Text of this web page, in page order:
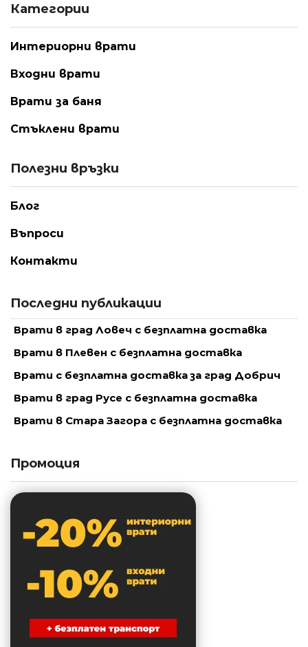
Категории
Интериорни врати
Входни врати
Врати за баня
Стъклени врати
Полезни връзки
Блог
Въпроси
Контакти
Последни публикации
Врати в град Ловеч с безплатна доставка
Врати в Плевен с безплатна доставка
Врати с безплатна доставка за град Добрич
Врати в град Русе с безплатна доставка
Врати в Стара Загора с безплатна доставка
Промоция